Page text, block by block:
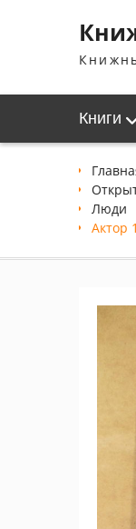
содержимому
Книги
Люди
Актор